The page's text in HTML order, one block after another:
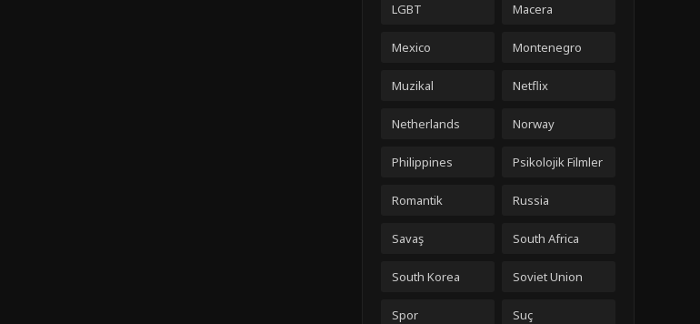
LGBT Macera
Mexico Montenegro
Muzikal Netflix
Netherlands Norway
Philippines Psikolojik Filmler
Romantik Russia
Savaş South Africa
South Korea Soviet Union
Spor Suç